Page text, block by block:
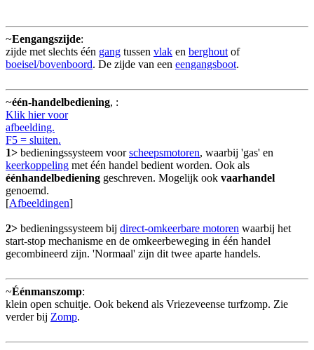
~Eengangszijde:
zijde met slechts één gang tussen vlak en berghout of
boeisel/bovenboord. De zijde van een eengangsboot.
~één-handelbediening, :
Klik hier voor
afbeelding.
F5 = sluiten.
1> bedieningssysteem voorscheepsmotoren, waarbij 'gas' en
keerkoppeling met één handel bedient worden. Ook als
éénhandelbediening geschreven. Mogelijk ook vaarhandel
genoemd.
[Afbeeldingen]
2> bedieningssysteem bij direct-omkeerbare motoren waarbij het
start-stop mechanisme en de omkeerbeweging in één handel
gecombineerd zijn. 'Normaal' zijn dit twee aparte handels.
~Éénmanszomp:
klein open schuitje. Ook bekend als Vriezeveense turfzomp. Zie
verder bij Zomp.